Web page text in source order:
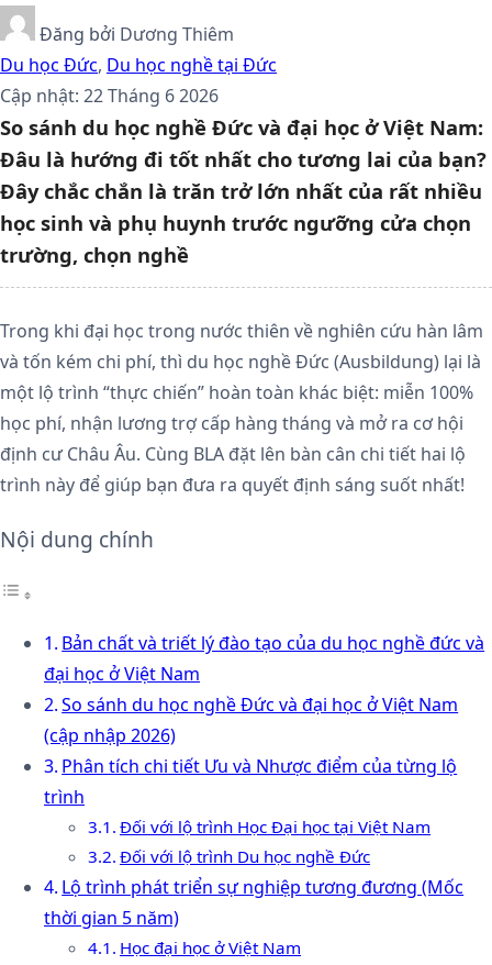
Đăng bởi Dương Thiêm
Du học Đức, Du học nghề tại Đức
Cập nhật: 22 Tháng 6 2026
So sánh du học nghề Đức và đại học ở Việt Nam:
Đâu là hướng đi tốt nhất cho tương lai của bạn?
Đây chắc chắn là trăn trở lớn nhất của rất nhiều
học sinh và phụ huynh trước ngưỡng cửa chọn
trường, chọn nghề
Trong khi đại học trong nước thiên về nghiên cứu hàn lâm
và tốn kém chi phí, thì du học nghề Đức (Ausbildung) lại là
một lộ trình “thực chiến” hoàn toàn khác biệt: miễn 100%
học phí, nhận lương trợ cấp hàng tháng và mở ra cơ hội
định cư Châu Âu. Cùng BLA đặt lên bàn cân chi tiết hai lộ
trình này để giúp bạn đưa ra quyết định sáng suốt nhất!
Nội dung chính
Bản chất và triết lý đào tạo của du học nghề đức và
đại học ở Việt Nam
So sánh du học nghề Đức và đại học ở Việt Nam
(cập nhập 2026)
Phân tích chi tiết Ưu và Nhược điểm của từng lộ
trình
Đối với lộ trình Học Đại học tại Việt Nam
Đối với lộ trình Du học nghề Đức
Lộ trình phát triển sự nghiệp tương đương (Mốc
thời gian 5 năm)
Học đại học ở Việt Nam